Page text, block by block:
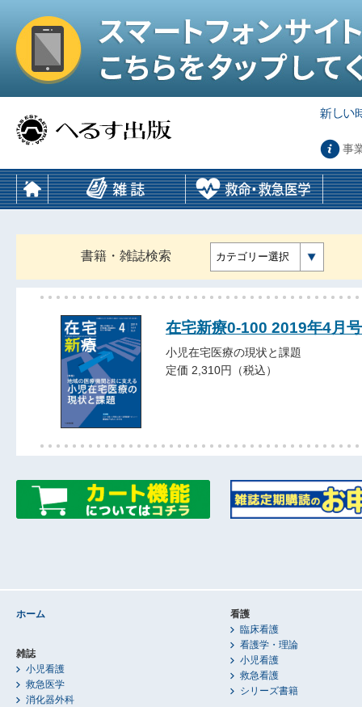
事
書籍・雑誌検索 カテゴリー選択
在宅新療0-100 2019年4月号
小児在宅医療の現状と課題
定価 2,310円（税込）
ホーム
雑誌
小児看護
救急医学
消化器外科
看護
臨床看護
看護学・理論
小児看護
救急看護
シリーズ書籍